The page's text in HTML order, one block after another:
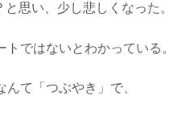
と思い、 少し悲しくなった。
トではないと わかっている。
て「つぶやき」で、